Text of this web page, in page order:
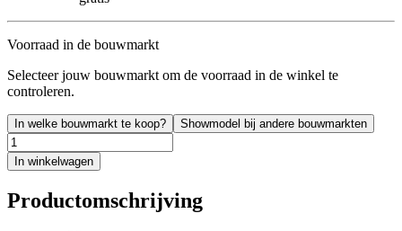
Voorraad in de bouwmarkt
Selecteer jouw bouwmarkt om de voorraad in de winkel te
controleren.
In welke bouwmarkt te koop? Showmodel bij andere bouwmarkten
In winkelwagen
Productomschrijving